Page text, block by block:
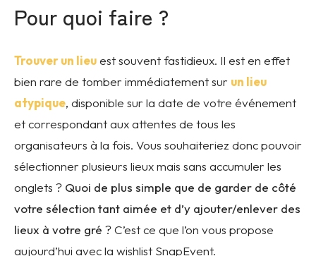
Pour quoi faire ?
Trouver un lieuest souvent fastidieux. Il est en effet
bien rare de tomber immédiatement sur un lieu
atypique, disponible sur la date de votre événement
et correspondant aux attentes de tous les
organisateurs à la fois. Vous souhaiteriez donc pouvoir
sélectionner plusieurs lieux mais sans accumuler les
onglets ? Quoi de plus simple que de garder de côté
votre sélection tant aimée et d’y ajouter/enlever des
lieux à votre gré ? C’est ce que l’on vous propose
aujourd’hui avec la wishlist SnapEvent.